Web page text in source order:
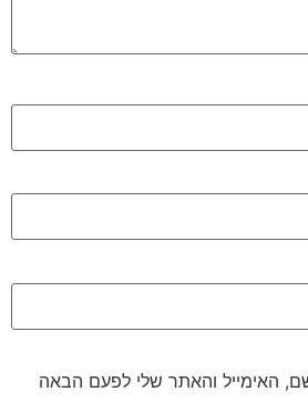
האימייל והאתר שלי לפעם הבאה